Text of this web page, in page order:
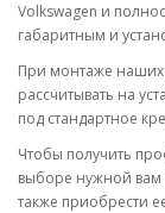
Volkswagen и
габаритным и
При монтаже наших
рассчитывать на
под стандартное
Чтобы получить
выборе нужной вам
также приобрести